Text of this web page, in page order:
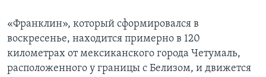
«Франклин», который сформировался в
воскресенье, находится примерно в 120
километрах от мексиканского города Четумаль,
расположенного у границы с Белизом, и движется